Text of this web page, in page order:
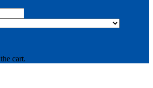
cart.